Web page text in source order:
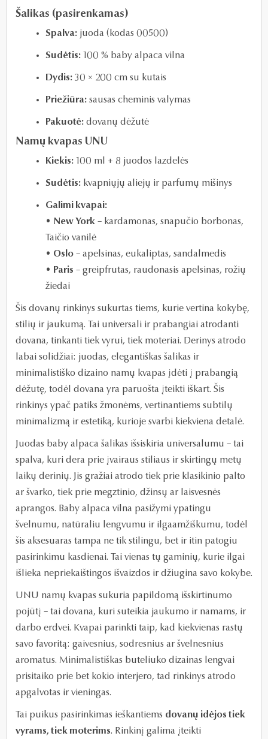
Šalikas (pasirenkamas)
Spalva: juoda (kodas 00500)
Sudėtis: 100 % baby alpaca vilna
Dydis: 30 × 200 cm su kutais
Priežiūra: sausas cheminis valymas
Pakuotė: dovanų dėžutė
Namų kvapas UNU
Kiekis: 100 ml + 8 juodos lazdelės
Sudėtis: kvapniųjų aliejų ir parfumų mišinys
Galimi kvapai:
• New York – kardamonas, snapučio borbonas,
Taičio vanilė
• Oslo – apelsinas, eukaliptas, sandalmedis
• Paris – greipfrutas, raudonasis apelsinas, rožių
žiedai
Šis dovanų rinkinys sukurtas tiems, kurie vertina kokybę,
stilių ir jaukumą. Tai universali ir prabangiai atrodanti
dovana, tinkanti tiek vyrui, tiek moteriai. Derinys atrodo
labai solidžiai: juodas, elegantiškas šalikas ir
minimalistiško dizaino namų kvapas įdėti į prabangią
dėžutę, todėl dovana yra paruošta įteikti iškart. Šis
rinkinys ypač patiks žmonėms, vertinantiems subtilų
minimalizmą ir estetiką, kurioje svarbi kiekviena detalė.
Juodas baby alpaca šalikas išsiskiria universalumu – tai
spalva, kuri dera prie įvairaus stiliaus ir skirtingų metų
laikų derinių. Jis gražiai atrodo tiek prie klasikinio palto
ar švarko, tiek prie megztinio, džinsų ar laisvesnės
aprangos. Baby alpaca vilna pasižymi ypatingu
švelnumu, natūraliu lengvumu ir ilgaamžiškumu, todėl
šis aksesuaras tampa ne tik stilingu, bet ir itin patogiu
pasirinkimu kasdienai. Tai vienas tų gaminių, kurie ilgai
išlieka nepriekaištingos išvaizdos ir džiugina savo kokybe.
UNU namų kvapas sukuria papildomą išskirtinumo
pojūtį – tai dovana, kuri suteikia jaukumo ir namams, ir
darbo erdvei. Kvapai parinkti taip, kad kiekvienas rastų
savo favoritą: gaivesnius, sodresnius ar švelnesnius
aromatus. Minimalistiškas buteliuko dizainas lengvai
prisitaiko prie bet kokio interjero, tad rinkinys atrodo
apgalvotas ir vieningas.
Tai puikus pasirinkimas ieškantiems dovanų idėjos tiek
vyrams, tiek moterims. Rinkinį galima įteikti